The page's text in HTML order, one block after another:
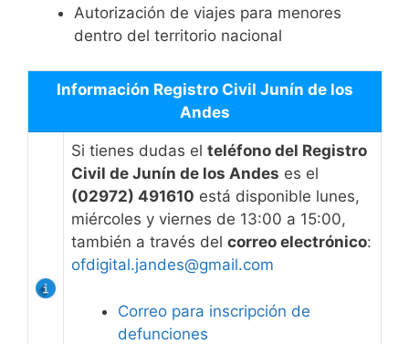
Autorización de viajes para menores
dentro del territorio nacional
Información Registro Civil Junín de los
Andes
Si tienes dudas el teléfono del Registro
Civil de Junín de los Andes es el
(02972) 491610 está disponible lunes,
miércoles y viernes de 13:00 a 15:00,
también a través del correo electrónico:
ofdigital.jandes@gmail.com
Correo para inscripción de
defunciones